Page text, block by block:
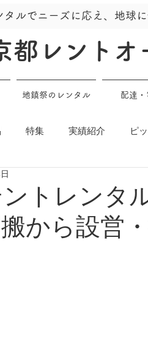
タルでニーズに応え、地球
都レントオ
地鎮祭のレンタル 配達・
特集 実績紹介 ピ
トレンタ
から設営